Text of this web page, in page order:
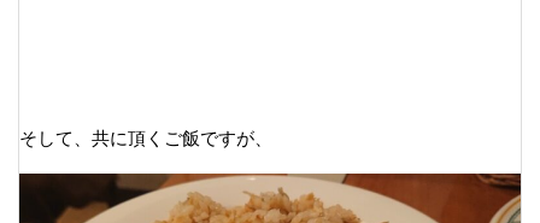
そして、共に頂くご飯ですが、